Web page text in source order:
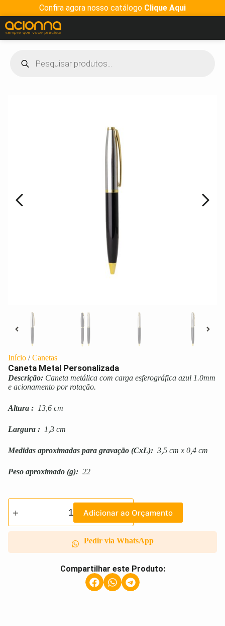
Confira agora nosso catálogo Clique Aqui
Início /Canetas
Caneta Metal Personalizada
Descrição: Caneta metálica com carga esferográfica azul 1.0mm
e acionamento por rotação.
Altura : 13,6 cm
Largura : 1,3 cm
Medidas aproximadas para gravação (CxL): 3,5 cm x 0,4 cm
Peso aproximado (g): 22
Adicionar ao Orçamento
Pedir via WhatsApp
Compartilhar este Produto: